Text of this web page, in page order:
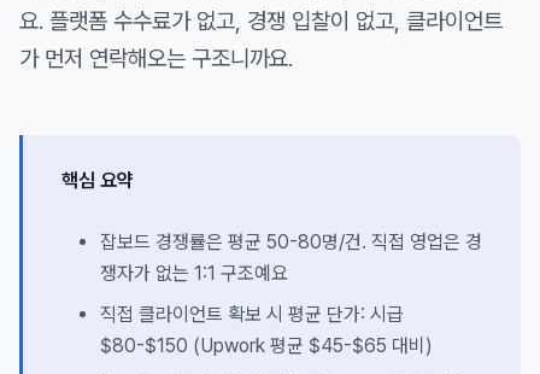
요. 플랫폼 수수료가 없고, 경쟁 입찰이 없고, 클라이언트
가 먼저 연락해오는 구조니까요.
핵심 요약
잡보드 경쟁률은 평균 50-80명/건. 직접 영업은 경
쟁자가 없는 1:1 구조예요
직접 클라이언트 확보 시 평균 단가: 시급
$80-$150 (Upwork 평균 $45-$65 대비)